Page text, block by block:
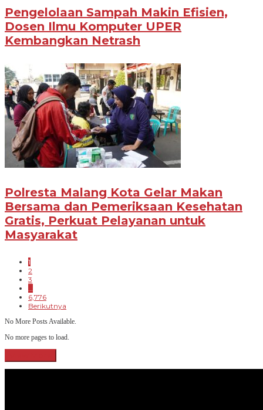
Pengelolaan Sampah Makin Efisien,
Dosen Ilmu Komputer UPER
Kembangkan Netrash
Polresta Malang Kota Gelar Makan
Bersama dan Pemeriksaan Kesehatan
Gratis, Perkuat Pelayanan untuk
Masyarakat
1
2
3
6,776
Berikutnya
No More Posts Available.
No more pages to load.